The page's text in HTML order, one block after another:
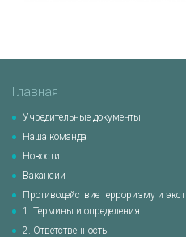
Главная
Учредительные документы
Наша команда
Новости
Вакансии
Противодействие терроризму и
1. Термины и определения
2. Ответственность